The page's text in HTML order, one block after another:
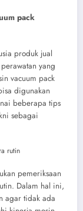
pack
produk jual
yang
vacuum pack
digunakan
beberapa tips
sebagai
rutin
pemeriksaan
Dalam hal ini,
agar tidak ada